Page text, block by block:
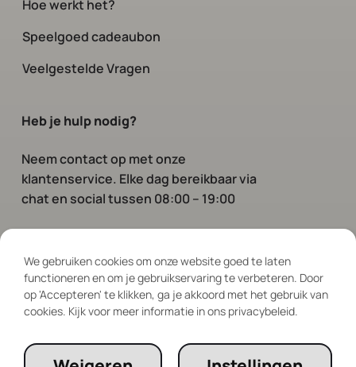
Hoe werkt het?
Speelgoed cadeaubon
Veelgestelde Vragen
Heb je hulp nodig?
Neem contact op met onze
klantenservice. Elke dag bereikbaar via
chat en social tussen 08:00 – 19:00
We gebruiken cookies om onze website goed te laten
functioneren en om je gebruikservaring te verbeteren. Door
op 'Accepteren' te klikken, ga je akkoord met het gebruik van
cookies. Kijk voor meer informatie in ons privacybeleid.